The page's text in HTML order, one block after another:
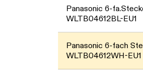
Panasonic 6-
WLTB04612BL-EU1
Panasonic 6-fach
WLTB04612WH-EU1